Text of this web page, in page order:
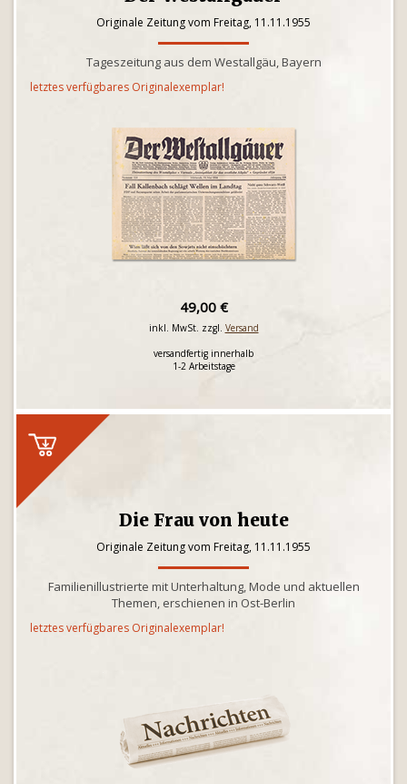
Originale Zeitung vom Freitag, 11.11.1955
Tageszeitung aus dem Westallgäu, Bayern
letztes verfügbares Originalexemplar!
49,00 €
inkl. MwSt. zzgl. Versand
versandfertig innerhalb
1-2 Arbeitstage
Die Frau von heute
Originale Zeitung vom Freitag, 11.11.1955
Familienillustrierte mit Unterhaltung, Mode und aktuellen
Themen, erschienen in Ost-Berlin
letztes verfügbares Originalexemplar!